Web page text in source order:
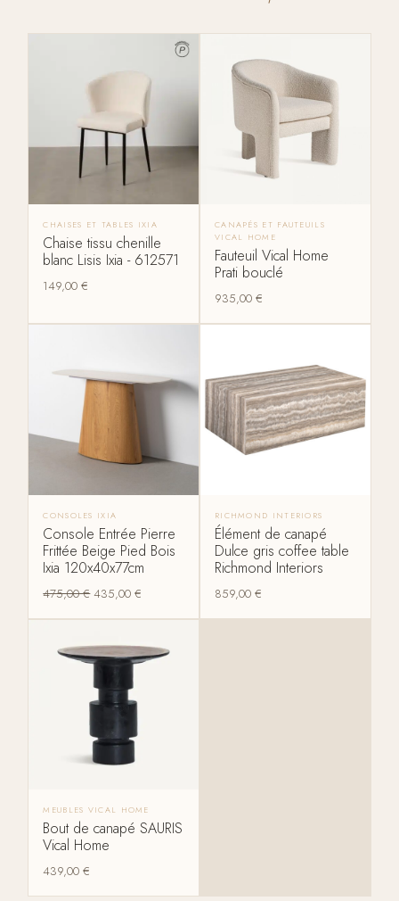
CHAISES ET TABLES IXIA
Chaise tissu chenille
blanc Lisis Ixia - 612571
149,00€
CANAPÉS ET FAUTEUILS
VICAL HOME
Fauteuil Vical Home
Prati bouclé
935,00 €
CONSOLES IXIA
Console Entrée Pierre
Frittée Beige Pied Bois
Ixia 120x40x77cm
475,00€ 435,00€
RICHMOND INTERIORS
Élément de canapé
Dulce gris coffee table
Richmond Interiors
859,00 €
MEUBLES VICAL HOME
Bout de canapé SAURIS
Vical Home
439,00€